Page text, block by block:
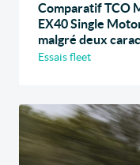
Comparatif TCO
EX40 Single
malgré deux
Essais fleet